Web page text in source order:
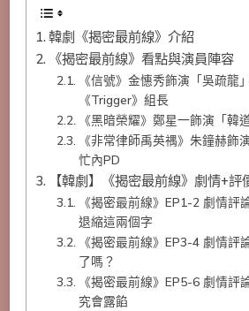
韓劇《揭密最前線》介紹
《揭密最前線》看點與演員陣容
《信號》金憓秀飾演「吳疏龍
《Trigger》組長
《黑暗榮耀》鄭星一飾演「韓
《非常律師禹英禑》朱鐘赫飾
忙內PD
【韓劇】《揭密最前線》劇情+評
《揭密最前線》EP1-2 劇情評
退縮這兩個字
《揭密最前線》EP3-4 劇情評
了嗎？
《揭密最前線》EP5-6 劇情評
究會露餡